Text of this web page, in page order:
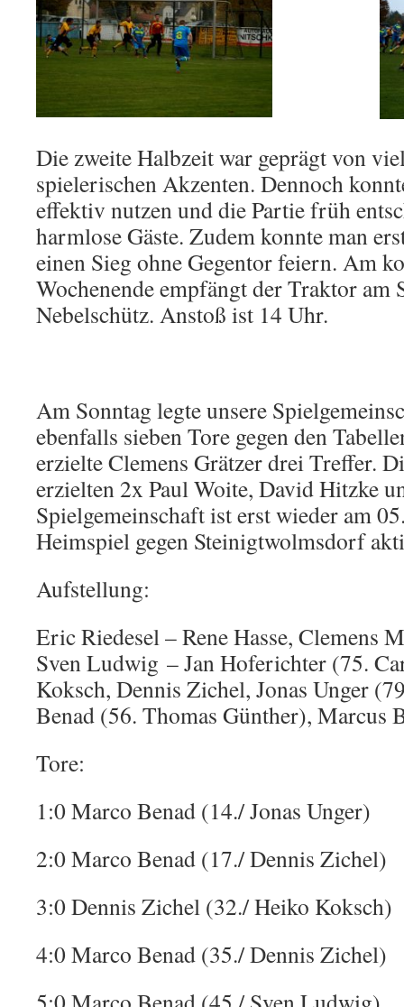
Die zweite Halbzeit war geprägt von
spielerischen Akzenten. Dennoch
effektiv nutzen und die Partie früh
harmlose Gäste. Zudem konnte man
einen Sieg ohne Gegentor feiern. Am
Wochenende empfängt der Traktor am
Nebelschütz. Anstoß ist 14 Uhr.
Am Sonntag legte unsere
ebenfalls sieben Tore gegen den
erzielte Clemens Grätzer drei Treffer.
erzielten 2x Paul Woite, David Hitzke
Spielgemeinschaft ist erst wieder am
Heimspiel gegen Steinigtwolmsdorf
Aufstellung:
Eric Riedesel – Rene Hasse, Clemens
Sven Ludwig – Jan Hoferichter (75.
Koksch, Dennis Zichel, Jonas Unger
Benad (56. Thomas Günther), Marcus
Tore:
1:0 Marco Benad (14./ Jonas Unger)
2:0 Marco Benad (17./ Dennis Zichel)
3:0 Dennis Zichel (32./ Heiko Koksch)
4:0 Marco Benad (35./ Dennis Zichel)